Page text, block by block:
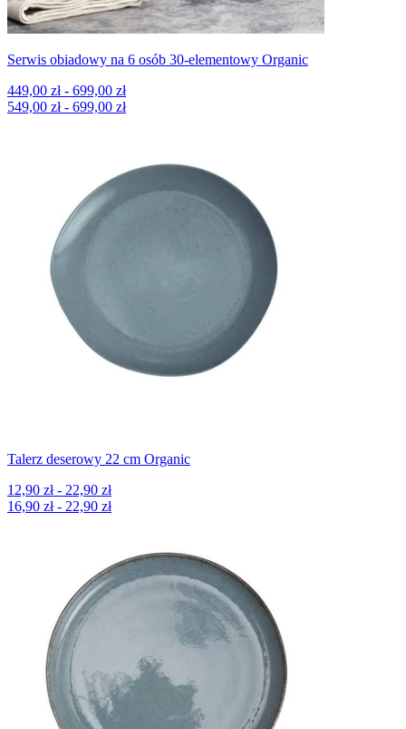
Serwis obiadowy na 6 osób 30-elementowy Organic
449,00 zł - 699,00 zł
549,00 zł - 699,00 zł
Talerz deserowy 22 cm Organic
12,90 zł - 22,90 zł
16,90 zł - 22,90 zł